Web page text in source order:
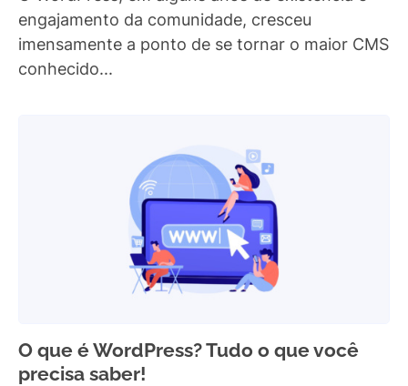
engajamento da comunidade, cresceu
imensamente a ponto de se tornar o maior CMS
conhecido...
O que é WordPress? Tudo o que você
precisa saber!